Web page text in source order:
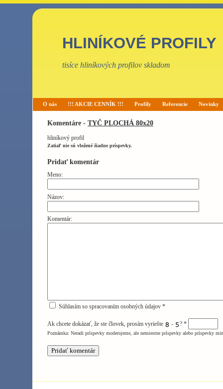
HLINÍKOVÉ PROFILY
tisíce hliníkových profilov skladom
O nás !!! AKCIE CENNÍK !!! Profily Referencie Novinky
Komentáre - TYČ PLOCHÁ 80x20
hliníkový profil
Zatiaľ nie sú vložené žiadne príspevky.
Pridať komentár
Meno:
Názov:
Komentár:
Súhlasím so spracovaním osobných údajov *
Ak chcete dokázať, že ste človek, prosím vyriešte - ? *
Poznámka: Neradi príspevky moderujeme, ale nemiestne príspevky alebo príspevky